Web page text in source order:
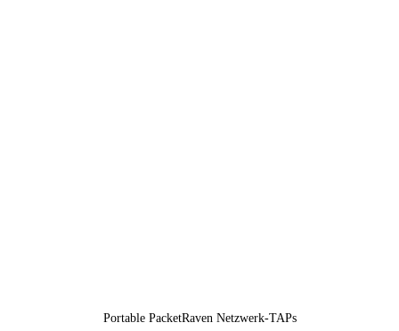
Portable PacketRaven Netzwerk-TAPs